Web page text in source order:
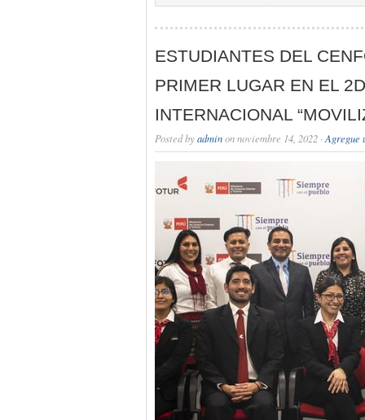
ESTUDIANTES DEL
PRIMER LUGAR EN EL
INTERNACIONAL
Posted byadminon noviembre 14, 2022 · Agregue